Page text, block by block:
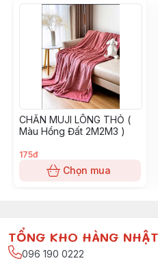
CHĂN MUJI LÔNG THỎ (
Màu Hồng Đất 2M2M3 )
175đ
Chọn mua
TỔNG KHO HÀNG
096 190 0222